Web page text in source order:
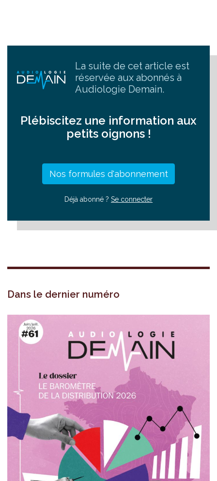
La suite de cet article est
réservée aux abonnés à
Audiologie Demain.
Plébiscitez une information aux
petits oignons !
Nos formules d'abonnement
Déjà abonné ? Se connecter
Dans le dernier numéro